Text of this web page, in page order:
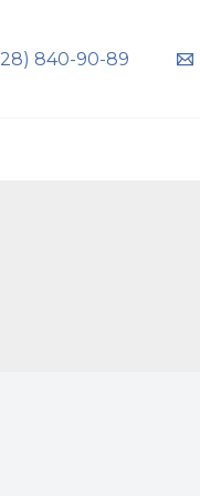
840-90-89